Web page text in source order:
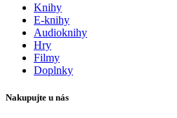
Knihy
E-knihy
Audioknihy
Hry
Filmy
Doplnky
Nakupujte u nás